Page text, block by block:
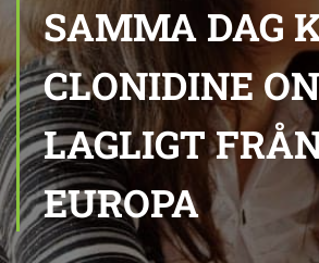
SAMMA DAG
CLONIDINE
LAGLIGT
EUROPA